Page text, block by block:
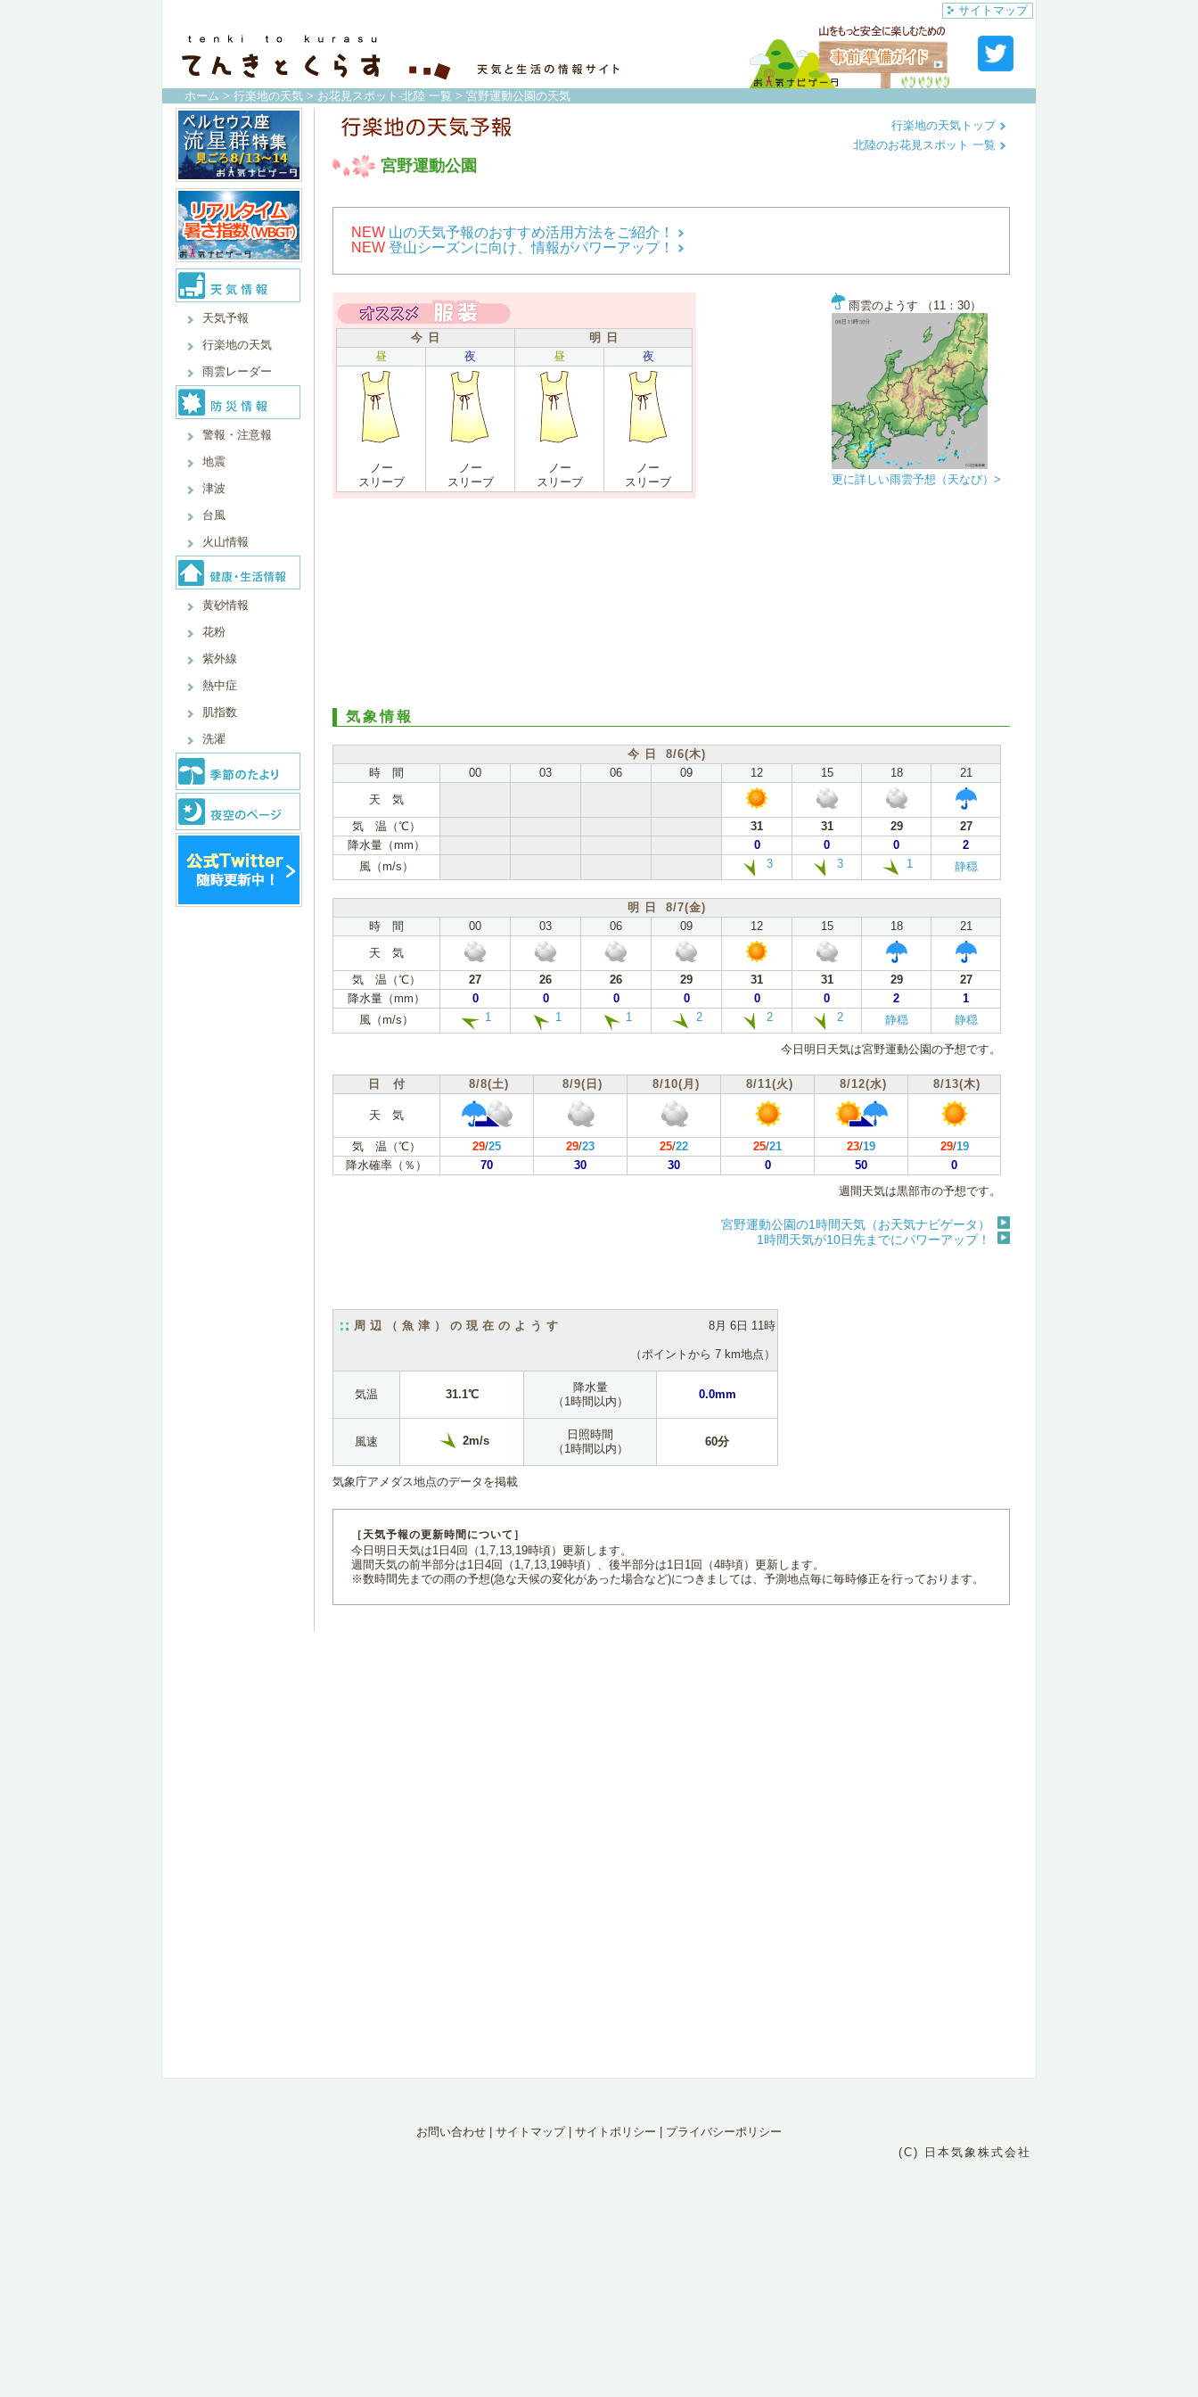
サイトマップ
ホーム > 行楽地の天気 > お花見スポット-北陸 一覧 > 宮野運動公園の天気
天気予報
行楽地の天気
雨雲レーダー
警報・注意報
地震
津波
台風
火山情報
黄砂情報
花粉
紫外線
熱中症
肌指数
洗濯
宮野運動公園
行楽地の天気トップ
北陸のお花見スポット 一覧
NEW 山の天気予報のおすすめ活用方法をご紹介！
NEW 登山シーズンに向け、情報がパワーアップ！
今 日
明 日
昼
夜 昼 夜
ノー
スリーブ
ノー
スリーブ
ノー
スリーブ
ノー
スリーブ
雨雲のようす （11：30）
更に詳しい雨雲予想（天なび）>
気象情報
今 日 8/6(木)
時 間
00 03 06 09 12 15 18
21
天 気
気 温（℃）
31 31 29
27
降水量（mm）
0 0 0
2
風（m/s）
3 3 1 静穏
明 日 8/7(金)
時 間
00 03 06 09 12 15 18
21
天 気
気 温（℃）
27 26 26 29 31 31 29
27
降水量（mm）
0 0 0 0 0 0 2
1
風（m/s）
1 1 1 2 2 2 静穏 静穏
今日明日天気は宮野運動公園の予想です。
日 付 8/8(土) 8/9(日) 8/10(月) 8/11(火) 8/12(水) 8/13(木)
天 気
気 温（℃） 29/25 29/23 25/22 25/21 23/19 29/19
降水確率（％）
70 30 30 0 50
0
週間天気は黒部市の予想です。
宮野運動公園の1時間天気（お天気ナビゲータ）
1時間天気が10日先までにパワーアップ！
周辺（魚津）の現在のようす 8月 6日 11時
（ポイントから 7 km地点）
気温 31.1℃
降水量
（1時間以内）
0.0mm
風速 2m/s
日照時間
（1時間以内）
60分
気象庁アメダス地点のデータを掲載
［天気予報の更新時間について］
今日明日天気は1日4回（1,7,13,19時頃）更新します。
週間天気の前半部分は1日4回（1,7,13,19時頃）、後半部分は1日1回（4時頃）更新します。
※数時間先までの雨の予想(急な天候の変化があった場合など)につきましては、予測地点毎に毎時修正を行っております。
お問い合わせ サイトマップ| サイトポリシー
プライバシーポリシー
(C) 日本気象株式会社